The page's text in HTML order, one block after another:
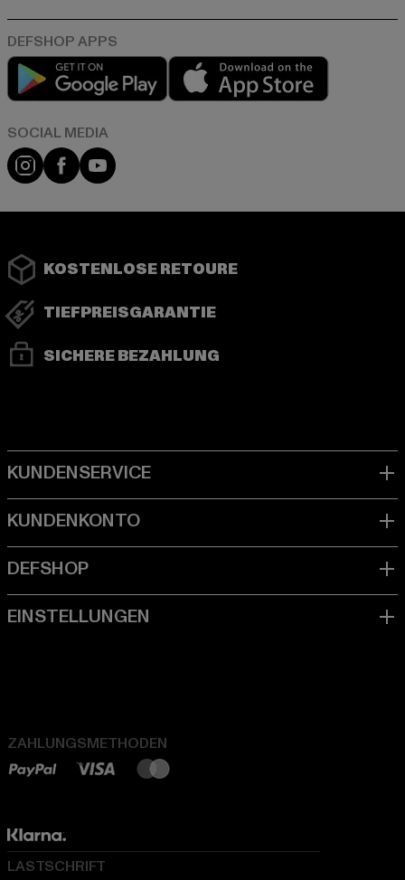
Play market
Instagram
FacebookYouTube
KOSTENLOSE RETOURE
TIEFPREISGARANTIE
SICHERE BEZAHLUNG
ZAHLUNGSMETHODEN
LASTSCHRIFT